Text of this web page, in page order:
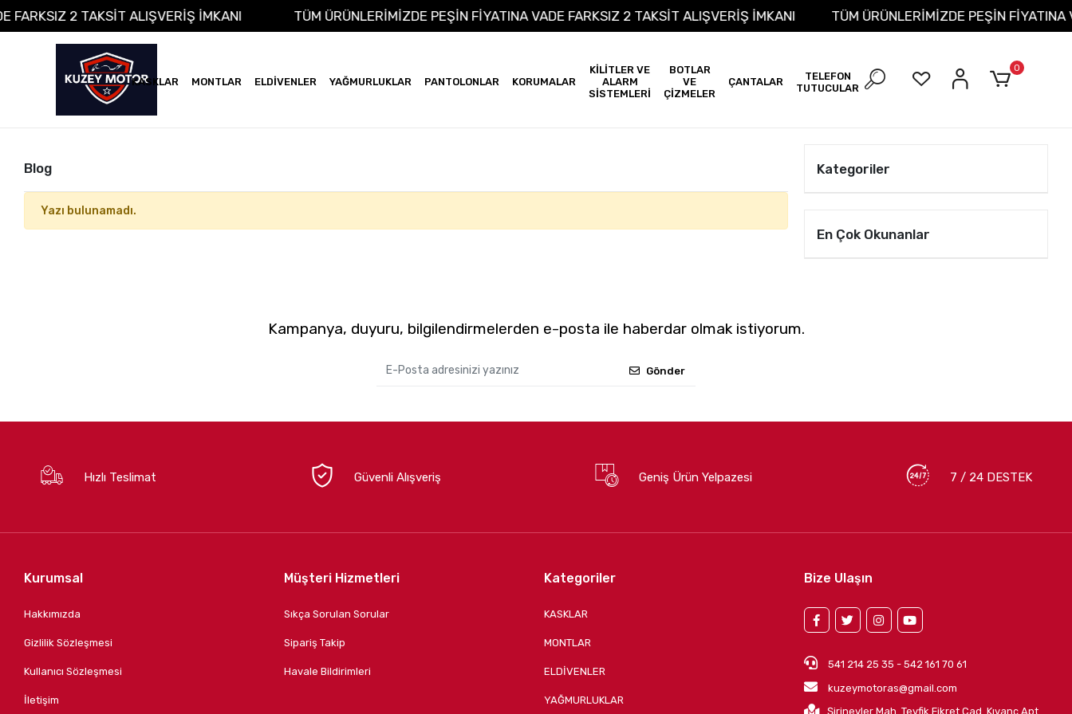
FARKSIZ 2 TAKSİT ALIŞVERİŞ İMKANI TÜM ÜRÜNLERİMİZDE PEŞİN FİYATINA VADE FARKSIZ 2 TAKSİT ALIŞVERİŞ İMKANI TÜM ÜRÜNLERİMİZDE PEŞİN
KASKLAR MONTLAR ELDİVENLER YAĞMURLUKLAR PANTOLONLAR KORUMALAR
KİLİTLER VE
ALARM
SİSTEMLERİ
BOTLAR
VE
ÇİZMELER
ÇANTALAR
TELEFON
TUTUCULAR
0
Blog
Yazı bulunamadı.
Kategoriler
En Çok Okunanlar
Kampanya, duyuru, bilgilendirmelerden e-posta ile haberdar olmak istiyorum.
Gönder
Hızlı Teslimat Güvenli Alışveriş Geniş Ürün Yelpazesi 7 / 24 DESTEK
Kurumsal
Hakkımızda
Gizlilik Sözleşmesi
Kullanıcı Sözleşmesi
İletişim
Müşteri Hizmetleri
Sıkça Sorulan Sorular
Sipariş Takip
Havale Bildirimleri
Kategoriler
KASKLAR
MONTLAR
ELDİVENLER
YAĞMURLUKLAR
Bize Ulaşın
541 214 25 35 - 542 161 70 61
kuzeymotoras@gmail.com
Şirinevler Mah. Tevfik Fikret Cad. Kıvanç Apt.